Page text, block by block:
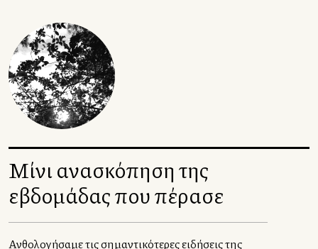
Μίνι ανασκόπηση της
εβδομάδας που πέρασε
Ανθολογήσαμε τις σημαντικότερες ειδήσεις της